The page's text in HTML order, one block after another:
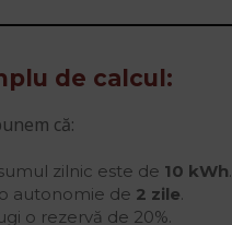
de calcul:
că:
zilnic este de 10 kWh.
autonomie de 2 zile.
o rezervă de 20%.